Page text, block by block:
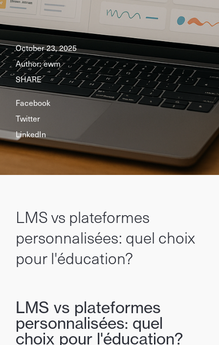
October 23, 2025
Author:ewm
SHARE
Facebook
Twitter
LinkedIn
LMS vs plateformes
personnalisées: quel choix
pour l'éducation?
LMS vs plateformes
personnalisées: quel
choix pour l'éducation?